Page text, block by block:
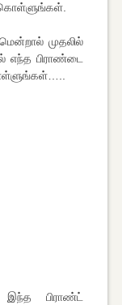
முதலில்
எந்த பிராண்டை
பிராண்ட்